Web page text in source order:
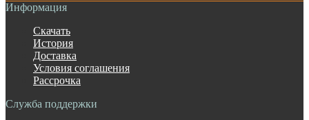
Информация
Скачать
История
Доставка
Условия соглашения
Рассрочка
Служба поддержки